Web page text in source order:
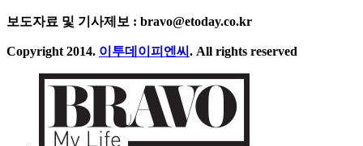
보도자료 및 기사제보 : bravo@etoday.co.kr
Copyright 2014. 이투데이피엔씨 . All rights reserved